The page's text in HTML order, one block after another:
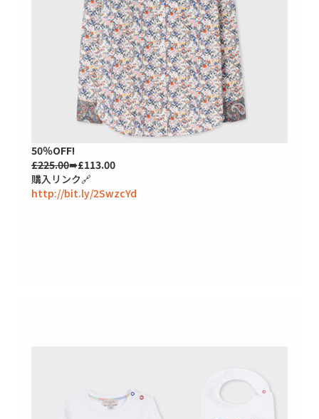
50％OFF!
£225.00➠£113.00
購入リンク🔗
http://bit.ly/2SwzcYd